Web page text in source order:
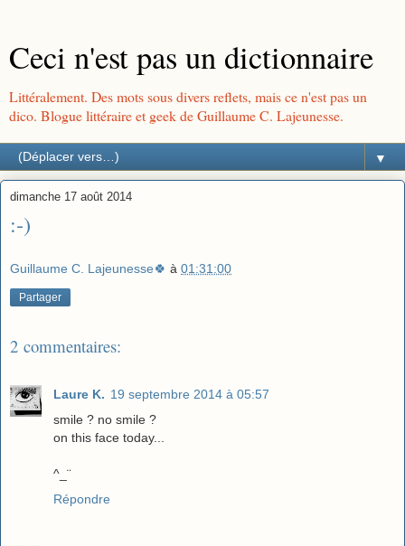
Ceci n'est pas un dictionnaire
Littéralement. Des mots sous divers reflets, mais ce n'est pas un
dico. Blogue littéraire et geek de Guillaume C. Lajeunesse.
▼
dimanche 17 août 2014
:-)
Guillaume C. Lajeunesse🍀 à 01:31:00
Partager
2 commentaires:
Laure K. 19 septembre 2014 à 05:57
smile ? no smile ?
on this face today...
^_¨
Répondre